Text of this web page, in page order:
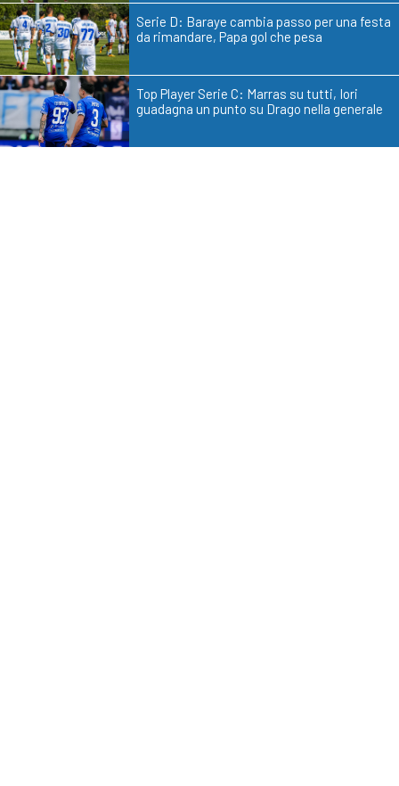
Serie D: Baraye cambia passo per una festa
da rimandare, Papa gol che pesa
Top Player Serie C: Marras su tutti, Iori
guadagna un punto su Drago nella generale